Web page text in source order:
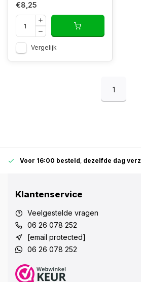
€8,25
Vergelijk
1
Voor 16:00 besteld, dezelfde dag
Klantenservice
Veelgestelde vragen
06 26 078 252
[email protected]
06 26 078 252